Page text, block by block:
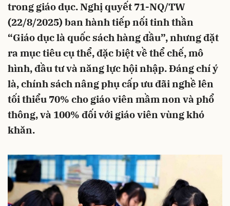
trong giáo dục. Nghị quyết 71-NQ/TW
(22/8/2025) ban hành tiếp nối tinh thần
“Giáo dục là quốc sách hàng đầu”, nhưng đặt
ra mục tiêu cụ thể, đặc biệt về thể chế, mô
hình, đầu tư và năng lực hội nhập. Đáng chí ý
là, chính sách nâng phụ cấp ưu đãi nghề lên
tối thiểu 70% cho giáo viên mầm non và phổ
thông, và 100% đối với giáo viên vùng khó
khăn.